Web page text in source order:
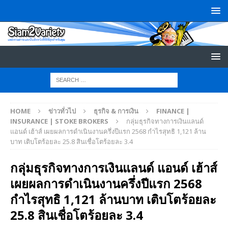
HOME ข่าวทั่วไป ธุรกิจ & การเงิน
FINANCE |
INSURANCE | STOKE BROKERS
กลุ่มธุรกิจทางการเงินแลนด์
แอนด์ เฮ้าส์ เผยผลการดำเนินงานครึ่งปีแรก 2568 กำไรสุทธิ 1,121 ล้าน
บาท เติบโตร้อยละ 25.8 สินเชื่อโตร้อยละ 3.4
กลุ่มธุรกิจทางการเงินแลนด์ แอนด์ เฮ้าส์
เผยผลการดำเนินงานครึ่งปีแรก 2568
กำไรสุทธิ 1,121 ล้านบาท เติบโตร้อยละ
25.8 สินเชื่อโตร้อยละ 3.4